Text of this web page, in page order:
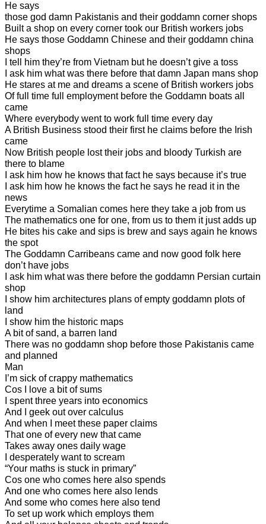
He says
those god damn Pakistanis and their goddamn corner shops
Built a shop on every corner took our British workers jobs
He says those Goddamn Chinese and their goddamn china
shops
I tell him they’re from Vietnam but he doesn’t give a toss
I ask him what was there before that damn Japan mans shop
He stares at me and dreams a scene of British workers jobs
Of full time full employment before the Goddamn boats all
came
Where everybody went to work full time every day
A British Business stood their first he claims before the Irish
came
Now British people lost their jobs and bloody Turkish are
there to blame
I ask him how he knows that fact he says because it’s true
I ask him how he knows the fact he says he read it in the
news
Everytime a Somalian comes here they take a job from us
The mathematics one for one, from us to them it just adds up
He bites his cake and sips is brew and says again he knows
the spot
The Goddamn Carribeans came and now good folk here
don’t have jobs
I ask him what was there before the goddamn Persian curtain
shop
I show him architectures plans of empty goddamn plots of
land
I show him the historic maps
A bit of sand, a barren land
There was no goddamn shop before those Pakistanis came
and planned
Man
I’m sick of crappy mathematics
Cos I love a bit of sums
I spent three years into economics
And I geek out over calculus
And when I meet these paper claims
That one of every new that came
Takes away ones daily wage
I desperately want to scream
“Your maths is stuck in primary”
Cos one who comes here also spends
And one who comes here also lends
And some who comes here also tend
To set up work which employs them